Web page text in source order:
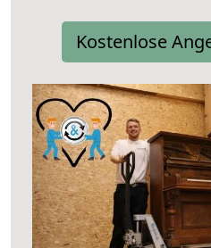
Kostenlose